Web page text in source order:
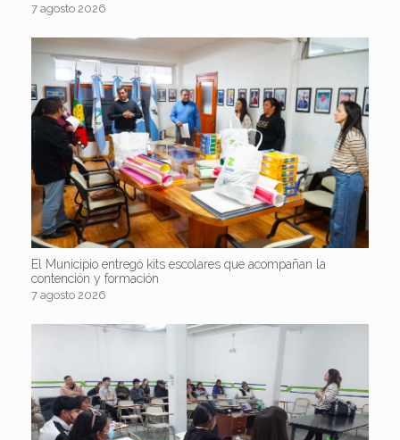
7 agosto 2026
El Municipio entregó kits escolares que acompañan la
contención y formación
7 agosto 2026